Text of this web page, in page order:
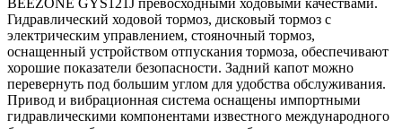
Гидравлический ходовой тормоз, дисковый тормоз с
электрическим управлением, стояночный тормоз,
оснащенный устройством отпускания тормоза, обеспечивают
хорошие показатели безопасности. Задний капот можно
перевернуть под большим углом для удобства обслуживания.
Привод и вибрационная система оснащены импортными
гидравлическими компонентами известного международного